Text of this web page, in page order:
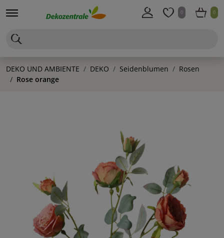
0 0
DEKO UND AMBIENTE DEKO Seidenblumen
Rosen
Rose orange